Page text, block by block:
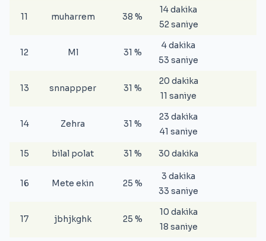
11 muharrem 38 %
14 dakika
52 saniye
12 Ml 31 %
4 dakika
53 saniye
13 snnappper 31 %
20 dakika
11 saniye
14 Zehra 31 %
23 dakika
41 saniye
15 bilal polat 31 % 30 dakika
16 Mete ekin 25 %
3 dakika
33 saniye
17 jbhjkghk 25 %
10 dakika
18 saniye